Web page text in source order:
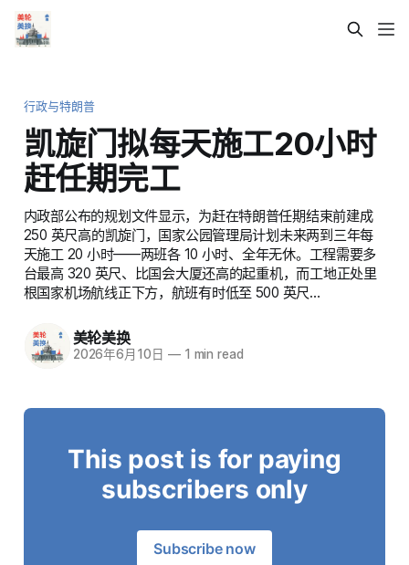
行政与特朗普
凯旋门拟每天施工20小时
赶任期完工
内政部公布的规划文件显示，为赶在特朗普任期结束前建成
250 英尺高的凯旋门，国家公园管理局计划未来两到三年每
天施工 20 小时——两班各 10 小时、全年无休。工程需要多
台最高 320 英尺、比国会大厦还高的起重机，而工地正处里
根国家机场航线正下方，航班有时低至 500 英尺…
美轮美换
2026年6月10日 —1 min read
This post is for paying
subscribers only
Subscribe now